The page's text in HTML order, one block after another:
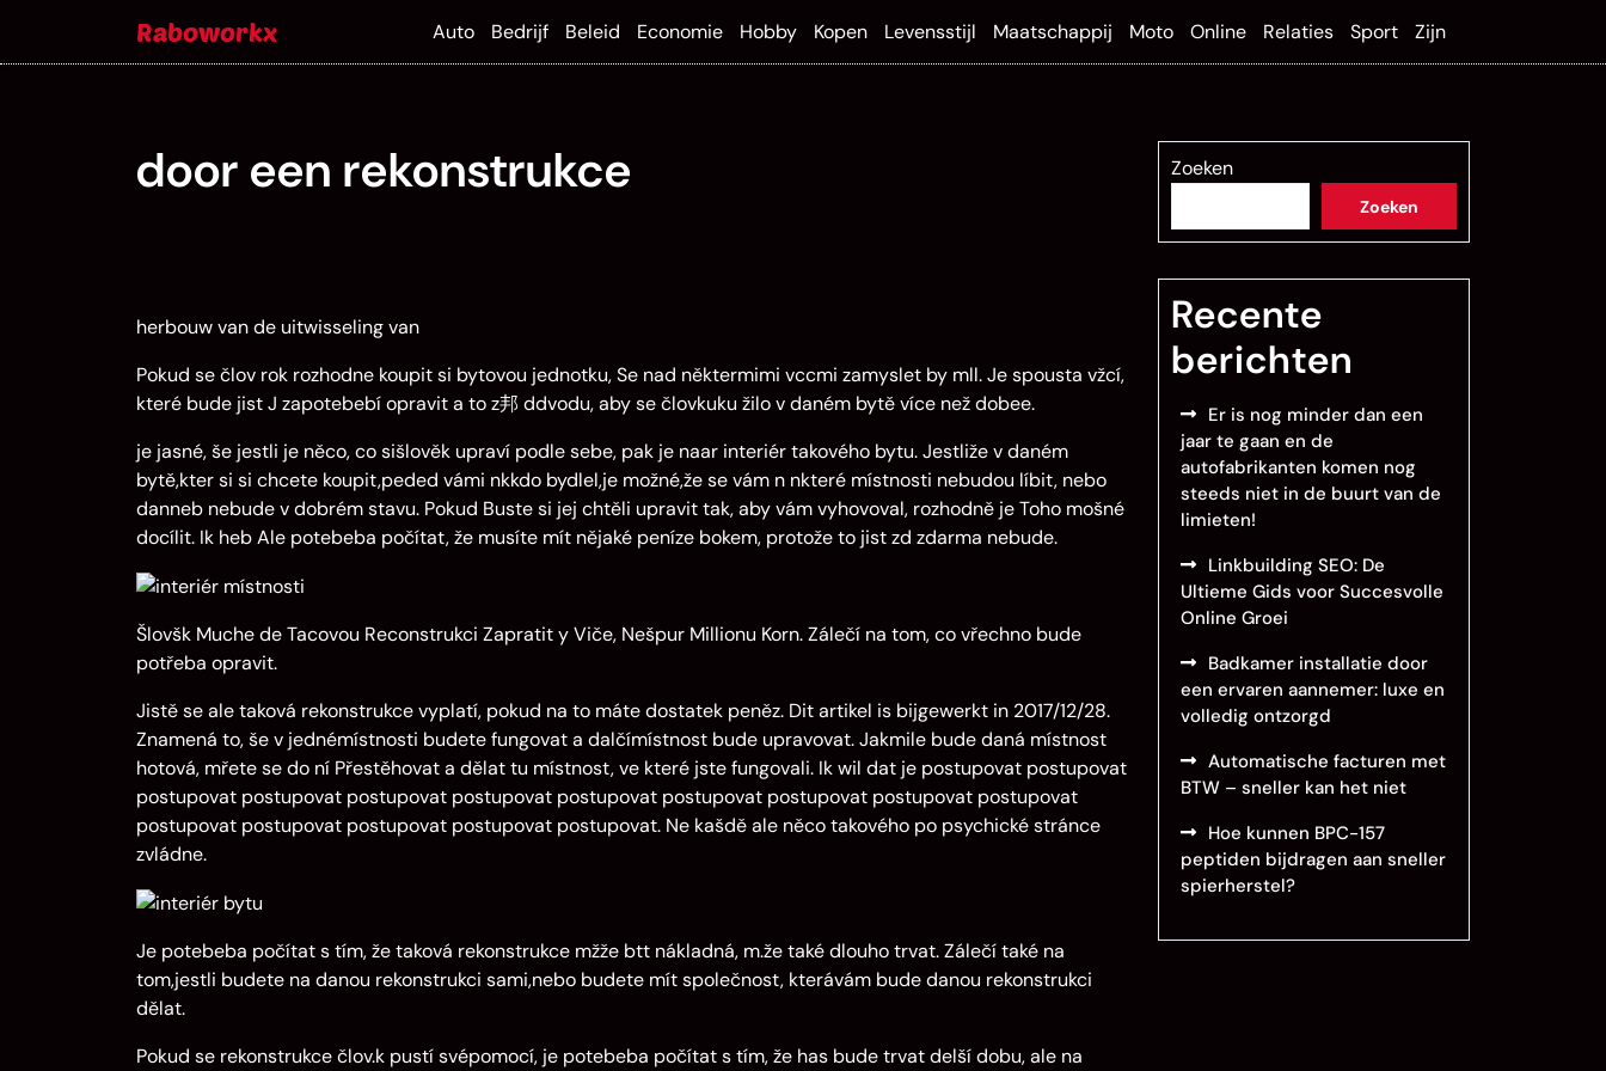
content
Raboworkx Auto Bedrijf Beleid Economie Hobby Kopen Levensstijl Maatschappij Moto Online Relaties Sport Zijn
door een rekonstrukce
herbouw van de uitwisseling van
Pokud se člov rok rozhodne koupit si bytovou jednotku, Se nad některmimi vccmi zamyslet by mll. Je spousta vžcí,
které bude jist J zapotebebí opravit a to z邦 ddvodu, aby se človkuku žilo v daném bytě více než dobee.
je jasné, še jestli je něco, co sišlověk upraví podle sebe, pak je naar interiér takového bytu. Jestliže v daném
bytě,kter si si chcete koupit,peded vámi nkkdo bydlel,je možné,že se vám n nkteré místnosti nebudou líbit, nebo
danneb nebude v dobrém stavu. Pokud Buste si jej chtěli upravit tak, aby vám vyhovoval, rozhodně je Toho mošné
docílit. Ik heb Ale potebeba počítat, že musíte mít nějaké peníze bokem, protože to jist zd zdarma nebude.
Šlovšk Muche de Tacovou Reconstrukci Zapratit y Viče, Nešpur Millionu Korn. Zálečí na tom, co vřechno bude
potřeba opravit.
Jistě se ale taková rekonstrukce vyplatí, pokud na to máte dostatek peněz. Dit artikel is bijgewerkt in 2017/12/28.
Znamená to, še v jednémístnosti budete fungovat a dalčímístnost bude upravovat. Jakmile bude daná místnost
hotová, mřete se do ní Přestěhovat a dělat tu místnost, ve které jste fungovali. Ik wil dat je postupovat postupovat
postupovat postupovat postupovat postupovat postupovat postupovat postupovat postupovat postupovat
postupovat postupovat postupovat postupovat postupovat. Ne kašdě ale něco takového po psychické stránce
zvládne.
Je potebeba počítat s tím, že taková rekonstrukce mžže btt nákladná, m.že také dlouho trvat. Zálečí také na
tom,jestli budete na danou rekonstrukci sami,nebo budete mít společnost, kterávám bude danou rekonstrukci
dělat.
Pokud se rekonstrukce člov.k pustí svépomocí, je potebeba počítat s tím, že has bude trvat delší dobu, ale na
Zoeken
Zoeken
Recente
berichten
Er is nog minder dan een
jaar te gaan en de
autofabrikanten komen nog
steeds niet in de buurt van de
limieten!
Linkbuilding SEO: De
Ultieme Gids voor Succesvolle
Online Groei
Badkamer installatie door
een ervaren aannemer: luxe en
volledig ontzorgd
Automatische facturen met
BTW – sneller kan het niet
Hoe kunnen BPC-157
peptiden bijdragen aan sneller
spierherstel?